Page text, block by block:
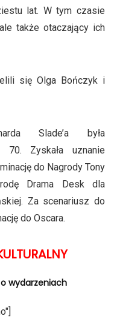
lat. W tym czasie
także otaczający ich
się Olga Bończyk i
Slade’a była
70. Zyskała uznanie
do Nagrody Tony
Drama Desk dla
Za scenariusz do
do Oscara.
wydarzeniach